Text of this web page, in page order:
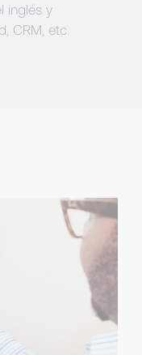
inglés y
CRM, etc.